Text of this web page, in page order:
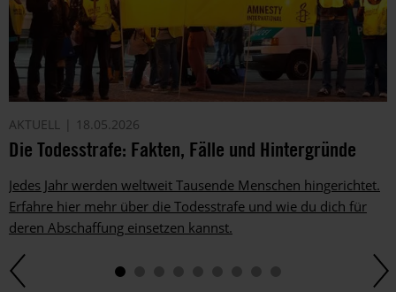
AKTUELL 18.05.2026
Die Todesstrafe: Fakten, Fälle und Hintergründe
Jedes Jahr werden weltweit Tausende Menschen hingerichtet.
Erfahre hier mehr über die Todesstrafe und wie du dich für
deren Abschaffung einsetzen kannst.